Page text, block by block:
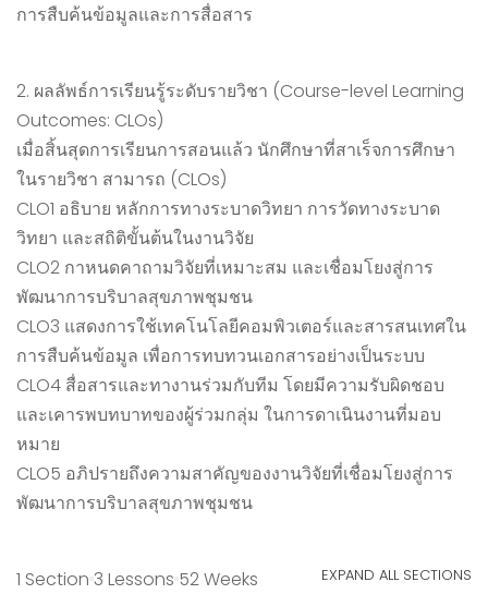
การสืบค้นข้อมูลและการสื่อสาร
2. ผลลัพธ์การเรียนรู้ระดับรายวิชา (Course-level Learning
Outcomes: CLOs)
เมื่อสิ้นสุดการเรียนการสอนแล้ว นักศึกษาที่สาเร็จการศึกษา
ในรายวิชา สามารถ (CLOs)
CLO1 อธิบาย หลักการทางระบาดวิทยา การวัดทางระบาด
วิทยา และสถิติขั้นต้นในงานวิจัย
CLO2 กาหนดคาถามวิจัยที่เหมาะสม และเชื่อมโยงสู่การ
พัฒนาการบริบาลสุขภาพชุมชน
CLO3 แสดงการใช้เทคโนโลยีคอมพิวเตอร์และสารสนเทศใน
การสืบค้นข้อมูล เพื่อการทบทวนเอกสารอย่างเป็นระบบ
CLO4 สื่อสารและทางานร่วมกับทีม โดยมีความรับผิดชอบ
และเคารพบทบาทของผู้ร่วมกลุ่ม ในการดาเนินงานที่มอบ
หมาย
CLO5 อภิปรายถึงความสาคัญของงานวิจัยที่เชื่อมโยงสู่การ
พัฒนาการบริบาลสุขภาพชุมชน
1 Section 3 Lessons 52 Weeks EXPAND ALL SECTIONS